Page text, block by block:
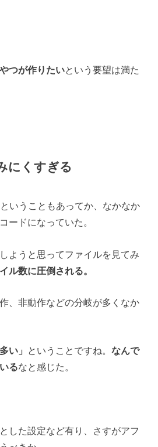
つが作りたいという要望は満た
にくすぎる
いうこともあってか、なかなか
ードになっていた。
ようと思ってファイルを見てみ
ル数に圧倒される。
、非動作などの分岐が多くなか
い」 ということですね。なんで
るなと感じた。
した設定など有り、さすがアフ